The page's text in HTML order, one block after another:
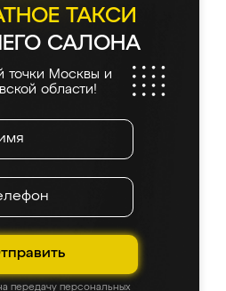
ТАКСИ
САЛОНА
точки Москвы и
области!
передачу персональных